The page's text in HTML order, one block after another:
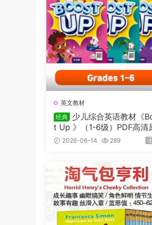
英文教材
经典
少儿综合英语教材《
t Up 》（1-6级）PDF高清
版教材，学生书+课本答案
+音频等，适合7-16岁学生
2026-06-14 289